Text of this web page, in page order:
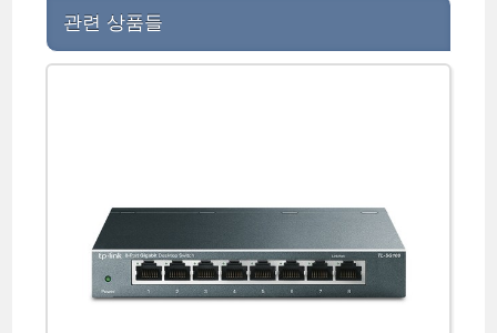
관련 상품들